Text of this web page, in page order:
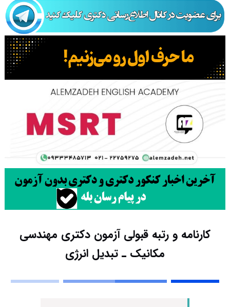
کارنامه و رتبه قبولی آزمون دکتری مهندسی
مکانیک ـ ﺗﺒﺪﻳﻞ اﻧﺮژی